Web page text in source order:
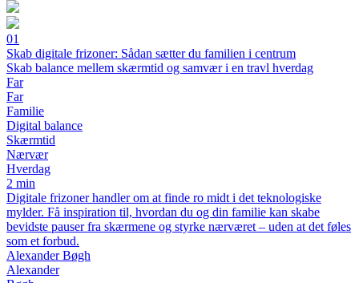
01
Skab digitale frizoner: Sådan sætter du familien i centrum
Skab balance mellem skærmtid og samvær i en travl hverdag
Far
Far
Familie
Digital balance
Skærmtid
Nærvær
Hverdag
2 min
Digitale frizoner handler om at finde ro midt i det teknologiske
mylder. Få inspiration til, hvordan du og din familie kan skabe
bevidste pauser fra skærmene og styrke nærværet – uden at det føles
som et forbud.
Alexander Bøgh
Alexander